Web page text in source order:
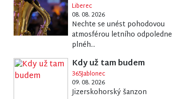
Liberec
08. 08. 2026
Nechte se unést pohodovou
atmosférou letního odpoledne
plnéh...
Kdy už tam budem
365Jablonec
09. 08. 2026
Jizerskohorský šanzon